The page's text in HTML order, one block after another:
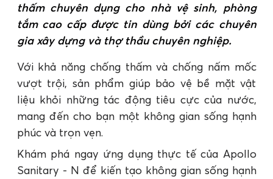
thấm chuyên dụng cho nhà vệ sinh, phòng
tắm cao cấp được tin dùng bởi các chuyên
gia xây dựng và thợ thầu chuyên nghiệp.
Với khả năng chống thấm và chống nấm mốc
vượt trội, sản phẩm giúp bảo vệ bề mặt vật
liệu khỏi những tác động tiêu cực của nước,
mang đến cho bạn một không gian sống hạnh
phúc và trọn vẹn.
Khám phá ngay ứng dụng thực tế của Apollo
Sanitary - N để kiến tạo không gian sống hạnh